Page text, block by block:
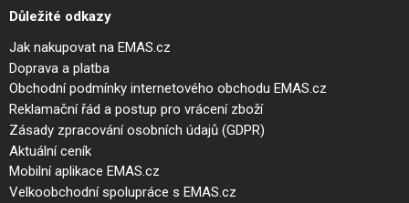
Důležité odkazy
Jak nakupovat na EMAS.cz
Doprava a platba
Obchodní podmínky internetového obchodu EMAS.cz
Reklamační řád a postup pro vrácení zboží
Zásady zpracování osobních údajů (GDPR)
Aktuální ceník
Mobilní aplikace EMAS.cz
Velkoobchodní spolupráce s EMAS.cz